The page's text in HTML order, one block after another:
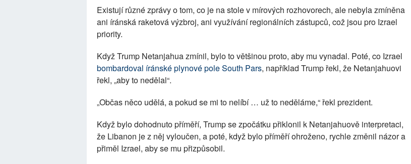
Existují různé zprávy o tom, co je na stole v mírových rozhovorech, ale nebyla zmíněna
ani íránská raketová výzbroj, ani využívání regionálních zástupců, což jsou pro Izrael
priority.
Když Trump Netanjahua zmínil, bylo to většinou proto, aby mu vynadal. Poté, co Izrael
bombardoval íránské plynové pole South Pars, například Trump řekl, že Netanjahuovi
řekl, „aby to nedělal“.
„Občas něco udělá, a pokud se mi to nelíbí … už to neděláme,“ řekl prezident.
Když bylo dohodnuto příměří, Trump se zpočátku přiklonil k Netanjahuově interpretaci,
že Libanon je z něj vyloučen, a poté, když bylo příměří ohroženo, rychle změnil názor a
přiměl Izrael, aby se mu přizpůsobil.